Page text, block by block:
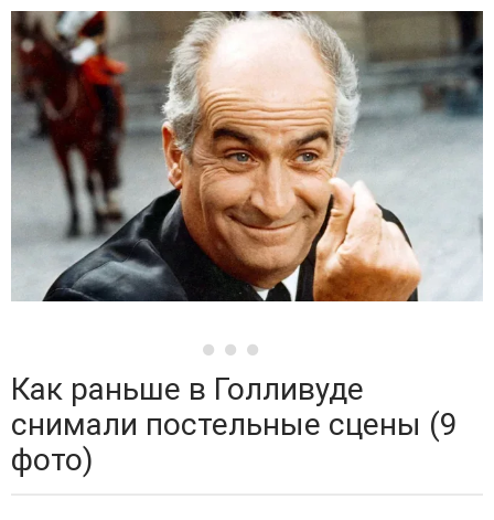
Как раньше в Голливуде
снимали постельные сцены (9
фото)